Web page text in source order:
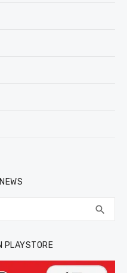
search
PLAYSTORE